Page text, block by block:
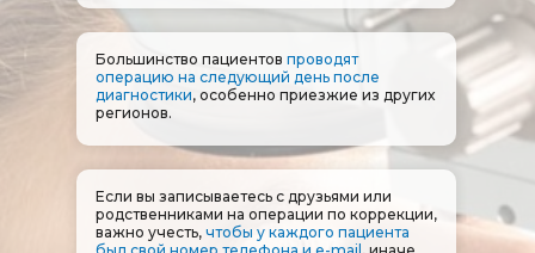
Большинство пациентов проводят
операцию на следующий день после
диагностики, особенно приезжие из других
регионов.
Если вы записываетесь с друзьями или
родственниками на операции по коррекции,
важно учесть, чтобы у каждого пациента